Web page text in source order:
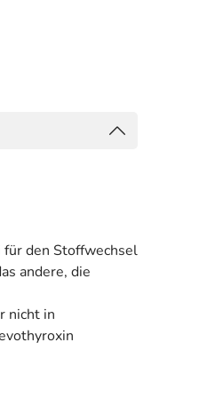
den Stoffwechsel
andere, die
nicht in